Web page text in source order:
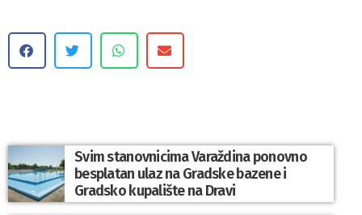
Svim stanovnicima Varaždina ponovno
besplatan ulaz na Gradske bazene i
Gradsko kupalište na Dravi